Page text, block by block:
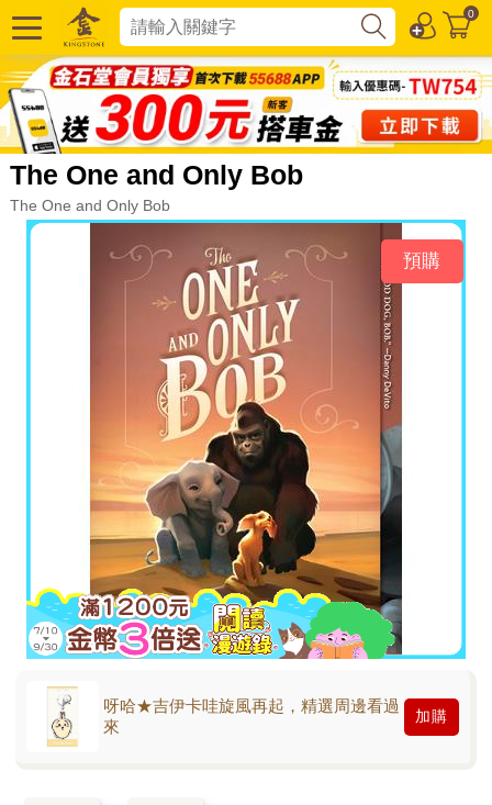
0
The One and Only Bob
The One and Only Bob
預購
呀哈★吉伊卡哇旋風再起，精選周邊看過
來
加購